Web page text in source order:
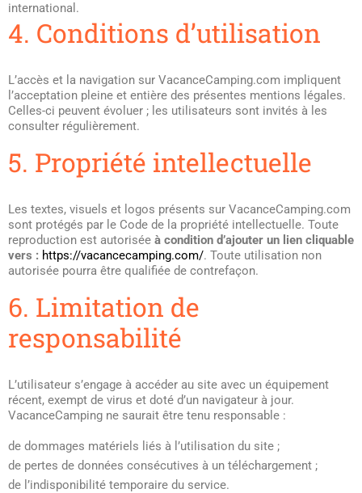
international.
4. Conditions d’utilisation
L’accès et la navigation sur VacanceCamping.com impliquent
l’acceptation pleine et entière des présentes mentions légales.
Celles-ci peuvent évoluer ; les utilisateurs sont invités à les
consulter régulièrement.
5. Propriété intellectuelle
Les textes, visuels et logos présents sur VacanceCamping.com
sont protégés par le Code de la propriété intellectuelle. Toute
reproduction est autorisée à condition d’ajouter un lien cliquable
vers : https://vacancecamping.com/. Toute utilisation non
autorisée pourra être qualifiée de contrefaçon.
6. Limitation de
responsabilité
L’utilisateur s’engage à accéder au site avec un équipement
récent, exempt de virus et doté d’un navigateur à jour.
VacanceCamping ne saurait être tenu responsable :
de dommages matériels liés à l’utilisation du site ;
de pertes de données consécutives à un téléchargement ;
de l’indisponibilité temporaire du service.